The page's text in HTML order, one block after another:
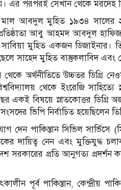
এর পরপরই সেখান থেকে মরদেহ
আবদুল মুহিত ১৯৩৪ সালের
আবু আহমদ আবদুল হাফিজ
সাবিয়া মুহিত একজন ডিজাইনার।
সাহেদ মুহিত বাস্তুকলাবিদ এবং
থেকে অর্থনীতিতে উচ্চতর
থেকে ইংরেজি সাহিত্যে
একই বিষয়ে স্নাতকোত্তর
ভিপি নির্বাচিত হয়েছিলেন
পাকিস্তান সিভিল সার্ভিসে
দায়িত্ব নেন এবং মুক্তিযুদ্ধ
সরকারের প্রতি আনুগত্য প্রদর্শন
পূর্ব পাকিস্তান, কেন্দ্রীয়